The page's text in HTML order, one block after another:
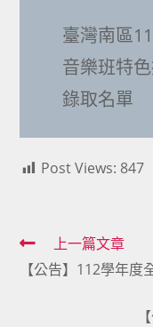
臺灣南區
音樂班特
錄取名單
Post Views: 847
Read
more
上一篇文章
【公告】112學年